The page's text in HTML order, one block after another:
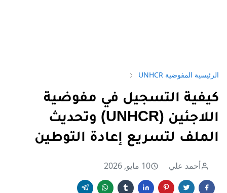
الرئيسية المفوضية UNHCR
كيفية التسجيل في مفوضية
اللاجئين (UNHCR) وتحديث
الملف لتسريع إعادة التوطين
أحمد علي 10 مايو, 2026